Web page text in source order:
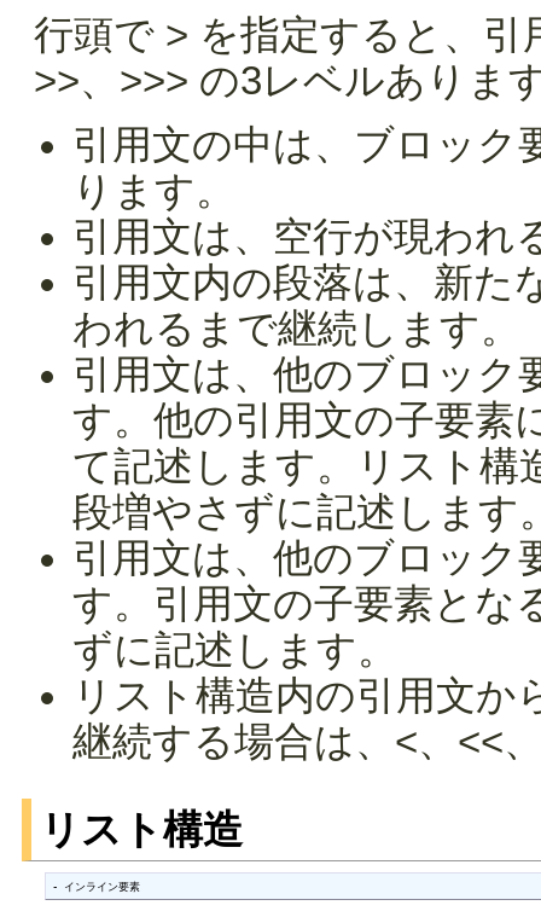
行頭で > を指定すると、
>>、>>> の3レベルありま
引用文の中は、ブロック
ります。
引用文は、空行が現われ
引用文内の段落は、新た
われるまで継続します。
引用文は、他のブロック
す。他の引用文の子要素
て記述します。リスト構
段増やさずに記述します
引用文は、他のブロック
す。引用文の子要素とな
ずに記述します。
リスト構造内の引用文か
継続する場合は、<、<<
リスト構造
- インライン要素